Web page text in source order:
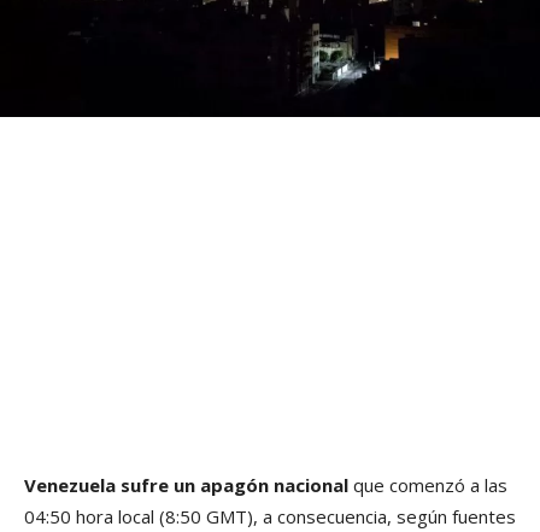
Venezuela sufre un apagón nacional que comenzó a las
04:50 hora local (8:50 GMT), a consecuencia, según fuentes